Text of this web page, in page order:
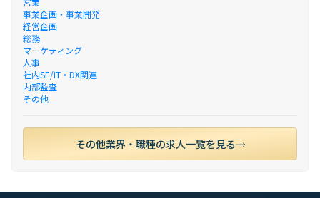
事業企画・事業開発
経営企画
総務
マーケティング
人事
社内SE/IT・DX関連
内部監査
その他
その他業界・職種の求人一覧を見る